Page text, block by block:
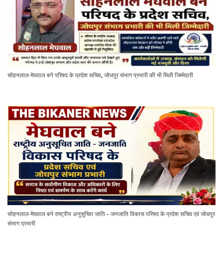
सोहनलाल मेघवाल बने परिषद के प्रदेश सचिव, जोधपुर संभाग प्रभारी की भी मिली जिम्मेदारी
सोहनलाल मेघवाल बने राष्ट्रीय अनुसूचित जाति - जनजाति विकास परिषद के प्रदेश सचिव एवं जोधपुर
संभाग प्रभारी